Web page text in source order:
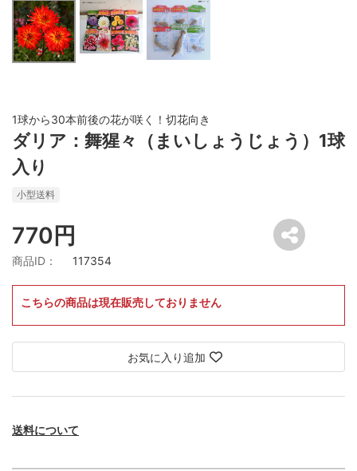
1球から30本前後の花が咲く！切花向き
ダリア：舞猩々（まいしょうじょう）1球
入り
小型送料
770円
商品ID： 117354
こちらの商品は現在販売しておりません
お気に入り追加
送料について